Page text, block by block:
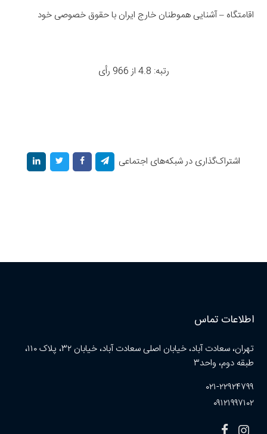
اقامتگاه – آشنایی هموطنان خارج ایران با حقوق خصوصی خود
رتبه: 4.8 از 966 رأی
اشتراک‌گذاری در شبکه‌های اجتماعی
اطلاعات تماس
تهران، سعادت آباد، خیابان اصلی سعادت آباد، خیابان ۳۲، پلاک ۱۱۰،
طبقه دوم، واحد۳
۰۲۱-۲۲۹۲۴۷۹۹
۰۹۱۲۱۹۹۷۱۰۲